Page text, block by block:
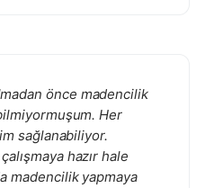
önce madencilik
Her
sağlanabiliyor.
hazır hale
madencilik yapmaya